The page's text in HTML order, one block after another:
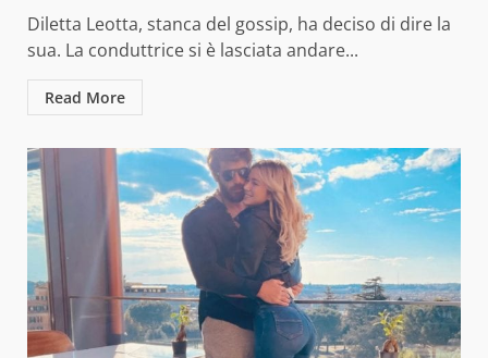
Diletta Leotta, stanca del gossip, ha deciso di dire la
sua. La conduttrice si è lasciata andare...
Read More